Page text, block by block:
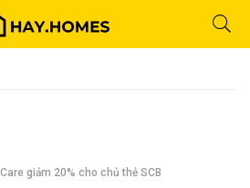
giảm 20% cho chủ thẻ SCB